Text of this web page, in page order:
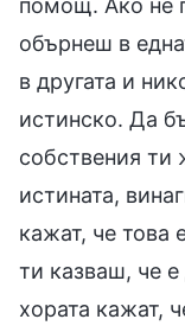
обърнеш в
в другата и
истинско. Да
собствения ти
истината,
кажат, че това
ти казваш, че
хората кажат,